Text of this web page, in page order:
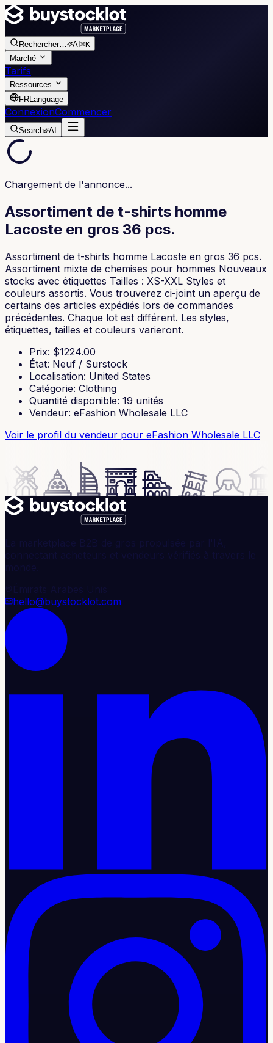
Rechercher… AI ⌘K
Marché
Tarifs
Ressources
FRLanguage
ConnexionCommencer
Search AI
Chargement de l'annonce...
Assortiment de t-shirts homme
Lacoste en gros 36 pcs.
Assortiment de t-shirts homme Lacoste en gros 36 pcs.
Assortiment mixte de chemises pour hommes Nouveaux
stocks avec étiquettes Tailles : XS-XXL Styles et
couleurs assortis. Vous trouverez ci-joint un aperçu de
certains des articles expédiés lors de commandes
précédentes. Chaque lot est différent. Les styles,
étiquettes, tailles et couleurs varieront.
Prix: $1224.00
État: Neuf / Surstock
Localisation: United States
Catégorie: Clothing
Quantité disponible: 19 unités
Vendeur: eFashion Wholesale LLC
Voir le profil du vendeur pour eFashion Wholesale LLC
La marketplace B2B de gros propulsée par l'IA,
connectant acheteurs et vendeurs vérifiés à travers le
monde.
Émirats Arabes Unis
hello@buystocklot.com